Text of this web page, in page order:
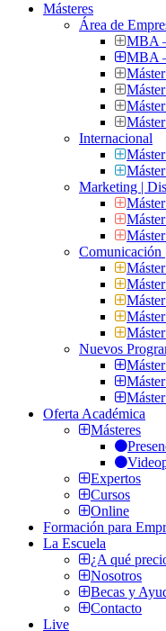
Másteres
Área de
MBA
MBA
Internacional
Marketing |
Comunicación
Nuevos
Oferta Académica
Másteres
Expertos
Cursos
Online
Formación para
La Escuela
¿A qué
Nosotros
Becas y
Contacto
Live